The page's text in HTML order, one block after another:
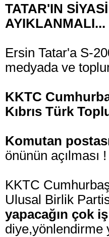
TATAR'IN
AYIKLANMALI...
Ersin Tatar'a S-
medyada ve
KKTC
Kıbrıs Türk
Komutan
önünün açılması !
KKTC
Ulusal Birlik
yapacağın çok
diye,yönlendirme